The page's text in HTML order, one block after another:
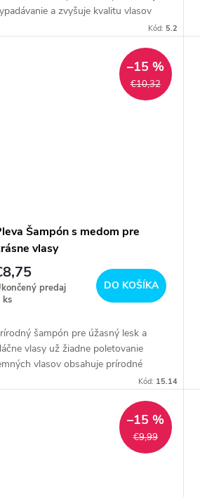
a zvyšuje kvalitu vlasov
Kód: 5.2
€10,32
–15 %
Šampón s medom pre
vlasy
predaj
ks
DO KOŠÍKA
šampón pre úžasný lesk a
vlasy už žiadne poletovanie
vlasov obsahuje prírodné
zložky, ktoré posilňujú rast novýchKód: 15.14
€9,99
–15 %